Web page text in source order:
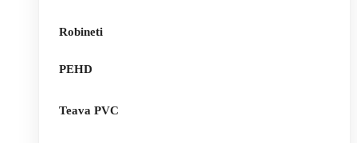
Robineti
PEHD
Teava PVC